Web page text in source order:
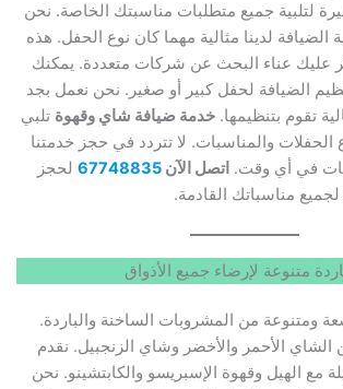
لتلبية جميع متطلبات مناسبتك الخاصة. نحن
لدينا مثالية مهما كان نوع الحفل. هذه
عليك عناء البحث عن شركات متعددة. يمكنك
الضيافة لحفل كبير أو صغير. نحن نعمل بجد
تقوم بتنظيمها.خدمة ضيافة شاي وقهوةتلبي
الحفلات والمناسبات. لا تتردد في حجز خدمتنا
في أي وقت.اتصل الآن67748835 لحجز
مناسباتك القادمة.
متنوعة لإرضاء جميع الأذواق
ومتنوعة من المشروبات الساخنة والباردة.
الشاي الأحمر والأخضر وشاي الزنجبيل. نقدم
مع الهيل وقهوة الإسبريسو والكابتشينو. نحن